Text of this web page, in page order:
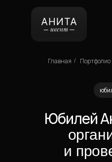
Главная / Портфолио
Юбилей
и